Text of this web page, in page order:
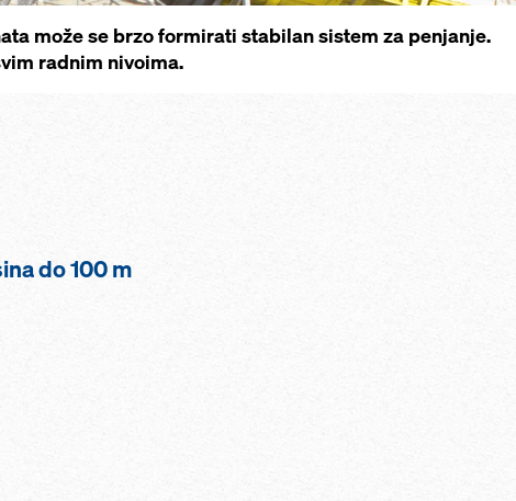
može se brzo formirati stabilan sistem za penjanje.
radnim nivoima.
do 100 m